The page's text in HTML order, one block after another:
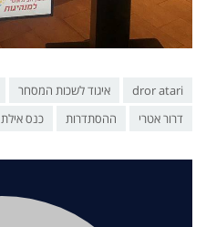
dror atari איגוד לשכות המסחר
דרור אטרי
ההסתדרות כנס אילת